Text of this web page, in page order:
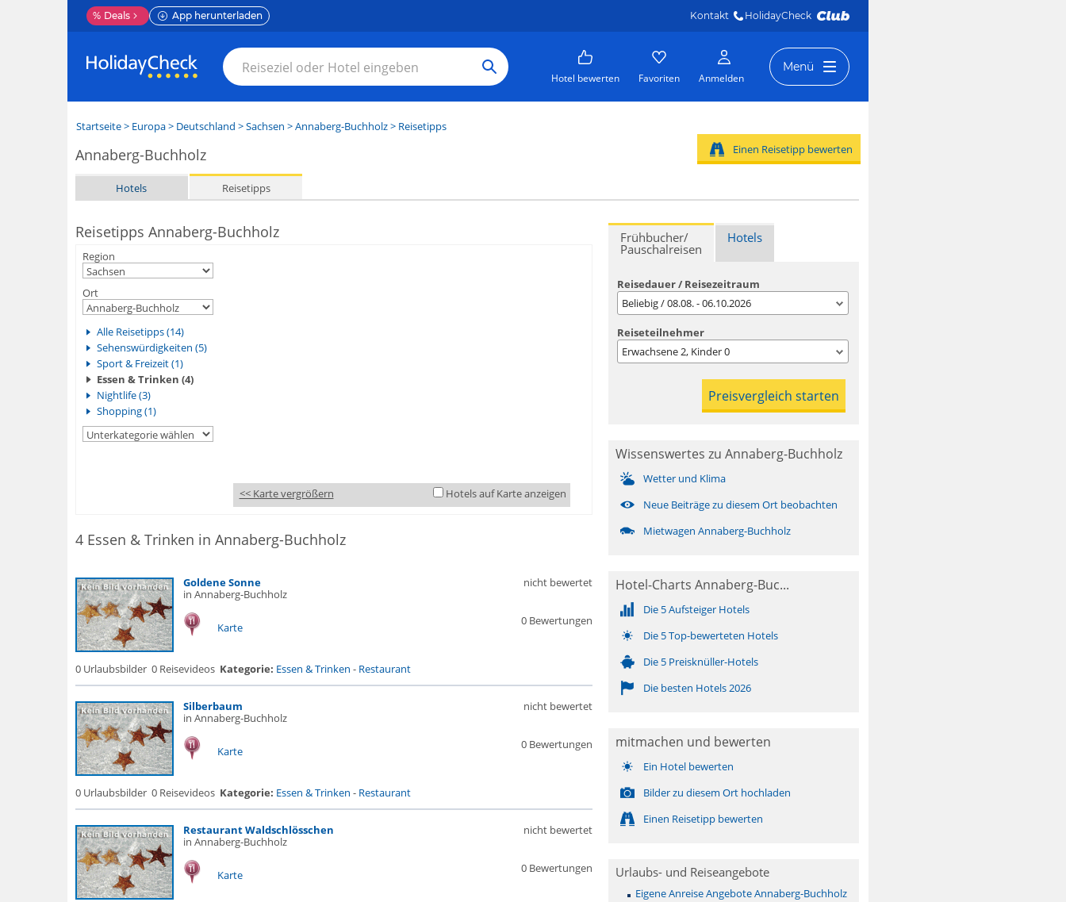
% Deals App herunterladen Kontakt HolidayCheck
Hotel bewerten Favoriten Anmelden
Menü
Startseite> Europa> Deutschland >Sachsen >Annaberg-Buchholz> Reisetipps
Annaberg-Buchholz
Hotels Reisetipps
Einen Reisetipp bewerten
Reisetipps Annaberg-Buchholz
Region
Ort
Alle Reisetipps (14)
Sehenswürdigkeiten (5)
Sport & Freizeit (1)
Essen & Trinken (4)
Nightlife (3)
Shopping (1)
<< Karte vergrößern Hotels auf Karte anzeigen
4 Essen & Trinken in Annaberg-Buchholz
Goldene Sonne
in Annaberg-Buchholz
Karte 0 Bewertungen
nicht bewertet
0 Urlaubsbilder 0 Reisevideos Kategorie: Essen & Trinken - Restaurant
Silberbaum
in Annaberg-Buchholz
Karte 0 Bewertungen
nicht bewertet
0 Urlaubsbilder 0 Reisevideos Kategorie: Essen & Trinken - Restaurant
Restaurant Waldschlösschen
in Annaberg-Buchholz
Karte 0 Bewertungen
nicht bewertet
Frühbucher/
Pauschalreisen
Hotels
Reisedauer / Reisezeitraum
Beliebig / 08.08. - 06.10.2026
Reiseteilnehmer
Erwachsene2, Kinder0
Wissenswertes zu Annaberg-Buchholz
Wetter und Klima
Neue Beiträge zu diesem Ort beobachten
Mietwagen Annaberg-Buchholz
Hotel-Charts Annaberg-Buc...
Die 5 Aufsteiger Hotels
Die 5 Top-bewerteten Hotels
Die 5 Preisknüller-Hotels
Die besten Hotels 2026
mitmachen und bewerten
Ein Hotel bewerten
Bilder zu diesem Ort hochladen
Einen Reisetipp bewerten
Urlaubs- und Reiseangebote
Eigene Anreise Angebote Annaberg-Buchholz